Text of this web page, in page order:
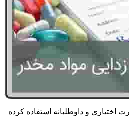
اختیاری و داوطلبانه استفاده کرده